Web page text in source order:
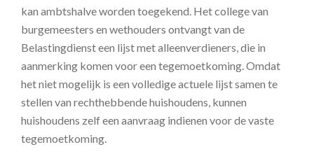
kan ambtshalve worden toegekend. Het college van
burgemeesters en wethouders ontvangt van de
Belastingdienst een lijst met alleenverdieners, die in
aanmerking komen voor een tegemoetkoming. Omdat
het niet mogelijk is een volledige actuele lijst samen te
stellen van rechthebbende huishoudens, kunnen
huishoudens zelf een aanvraag indienen voor de vaste
tegemoetkoming.